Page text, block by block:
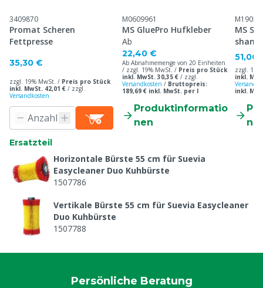
3409870
Promat Scheren
Fettpresse
35,30 €
zzgl. 19% MwSt. / Preis pro Stück
inkl. MwSt. 42,01 € / zzgl.
Versandkosten
M0609961
MS GluePro Hufkleber
Ab
22,40 €
Ab Abnahmemenge von 20 Einheiten
/ zzgl. 19% MwSt. / Preis pro Stück
inkl. MwSt. 30,35 € / zzgl.
Versandkosten / Bruttopreis:
189,69 € inkl. MwSt. per l
Produktinformatio
nen
MS
51,00
zzgl.
inkl.
inkl.
Ersatzteil
Horizontale Bürste 55 cm für Suevia
Easycleaner Duo Kuhbürste
1507786
Vertikale Bürste 55 cm für Suevia Easycleaner
Duo Kuhbürste
1507788
Persönliche Beratung